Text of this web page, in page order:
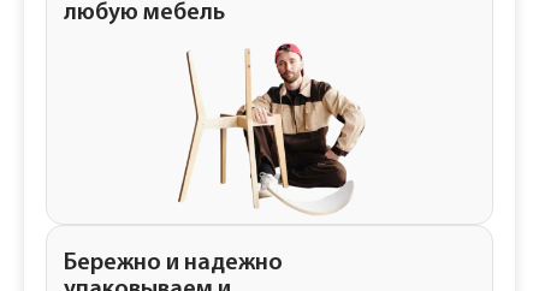
любую мебель
Бережно и надежно